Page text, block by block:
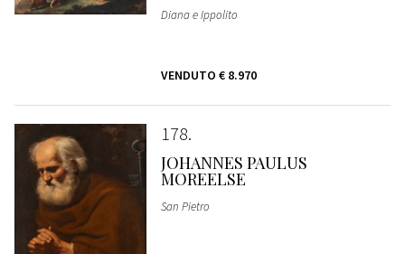
Diana e Ippolito
VENDUTO € 8.970
178
JOHANNES PAULUS
MOREELSE
San Pietro